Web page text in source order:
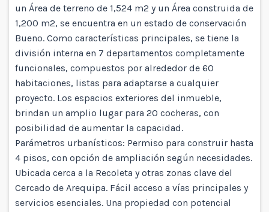
un Área de terreno de 1,524 m2 y un Área construida de
1,200 m2, se encuentra en un estado de conservación
Bueno. Como características principales, se tiene la
división interna en 7 departamentos completamente
funcionales, compuestos por alrededor de 60
habitaciones, listas para adaptarse a cualquier
proyecto. Los espacios exteriores del inmueble,
brindan un amplio lugar para 20 cocheras, con
posibilidad de aumentar la capacidad.
Parámetros urbanísticos: Permiso para construir hasta
4 pisos, con opción de ampliación según necesidades.
Ubicada cerca a la Recoleta y otras zonas clave del
Cercado de Arequipa. Fácil acceso a vías principales y
servicios esenciales. Una propiedad con potencial